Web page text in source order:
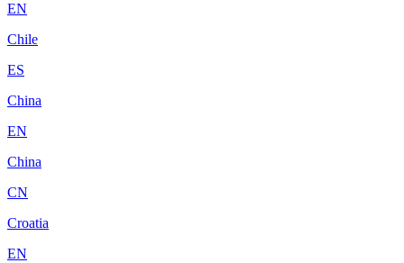
EN
Chile
ES
China
EN
China
CN
Croatia
EN